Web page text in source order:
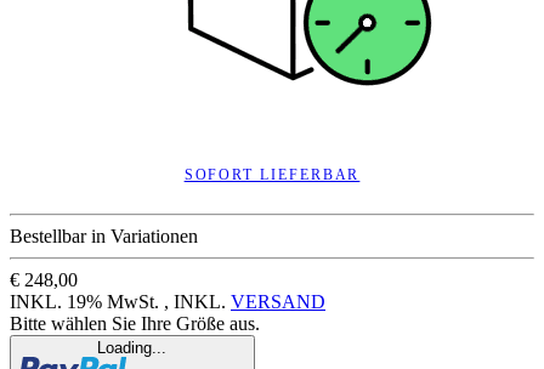
SOFORT LIEFERBAR
Bestellbar in Variationen
€ 248,00
INKL. 19% MwSt. , INKL. VERSAND
Bitte wählen Sie Ihre Größe aus.
Loading...